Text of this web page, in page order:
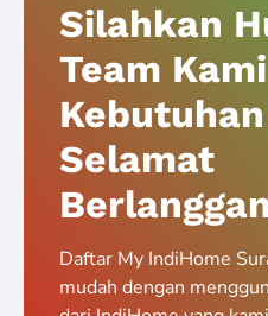
Silahkan
Team
Selamat
Daftar My IndiHome
mudah dengan